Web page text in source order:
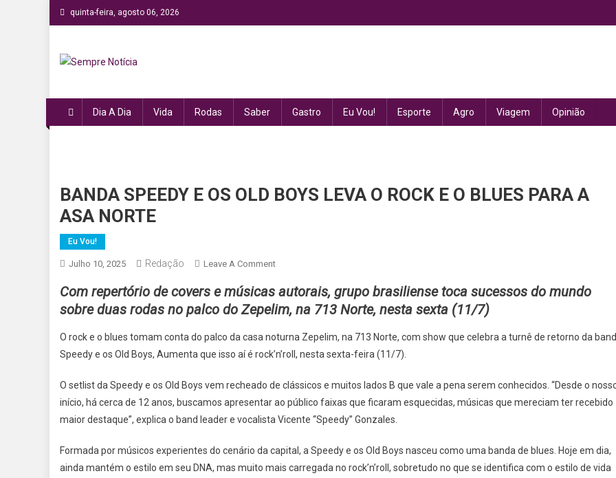
Skip
to
quinta-feira, agosto 06, 2026
Dia A Dia Vida Rodas Saber Gastro Eu Vou! Esporte Agro Viagem Opinião
BANDA SPEEDY E OS OLD BOYS LEVA O ROCK E O BLUES PARA A
ASA NORTE
Eu Vou!
Julho 10, 2025 Redação Leave A CommentOn
SPEEDY
E
OLD
BOYS
O
ROCK
E
BLUES
PARA
Com repertório de covers e músicas autorais, grupo brasiliense toca sucessos do mundo
sobre duas rodas no palco do Zepelim, na 713 Norte, nesta sexta (11/7)
O rock e o blues tomam conta do palco da casa noturna Zepelim, na 713 Norte, com show que celebra a turnê de retorno da
Speedy e os Old Boys, Aumenta que isso aí é rock’n’roll, nesta sexta-feira (11/7).
O setlist da Speedy e os Old Boys vem recheado de clássicos e muitos lados B que vale a pena serem conhecidos. “Desde o
início, há cerca de 12 anos, buscamos apresentar ao público faixas que ficaram esquecidas, músicas que mereciam ter recebido
maior destaque”, explica o band leader e vocalista Vicente “Speedy” Gonzales.
Formada por músicos experientes do cenário da capital, a Speedy e os Old Boys nasceu como uma banda de blues. Hoje em dia,
ainda mantém o estilo em seu DNA, mas muito mais carregada no rock’n’roll, sobretudo no que se identifica com o estilo de vida